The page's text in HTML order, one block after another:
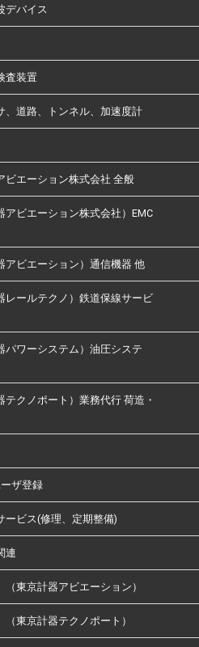
デバイス
査装置
、道路、トンネル、加速度計
ビエーション株式会社 全般
アビエーション株式会社）EMC
アビエーション）通信機器 他
レールテクノ）鉄道保線サービ
パワーシステム）油圧システ
テクノポート）業務代行 荷造・
ザ登録
ービス(修理、定期整備)
連
東京計器アビエーション）
東京計器テクノポート）